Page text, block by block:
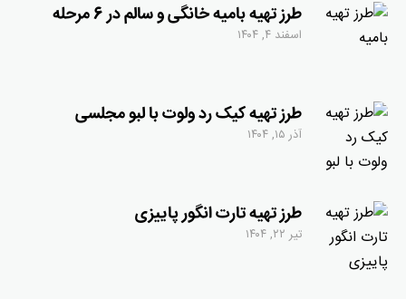
طرز تهیه بامیه خانگی و سالم در 6 مرحله
اسفند ۴, ۱۴۰۴
طرز تهیه کیک رد ولوت با لبو مجلسی
آذر ۱۵, ۱۴۰۴
طرز تهیه تارت انگور پاییزی
تیر ۲۲, ۱۴۰۴